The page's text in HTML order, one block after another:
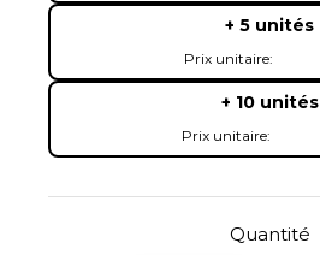
+ 5 unités
Prix unitaire:
+ 10 unités
Prix unitaire:
Quantité